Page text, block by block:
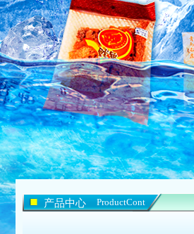
产品中心 ProductCont